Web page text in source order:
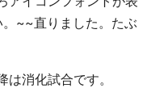
~~直りました。たぶ
消化試合です。